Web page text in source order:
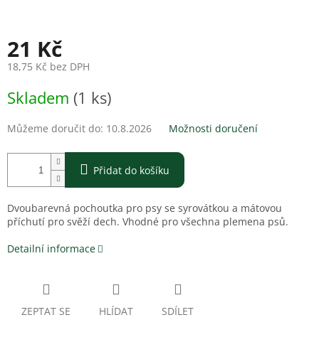
21 Kč
18,75 Kč bez DPH
cena:
Skladem (1 ks)
Můžeme doručit do: 10.8.2026 Možnosti doručení
Přidat do košíku
Dvoubarevná pochoutka pro psy se syrovátkou a mátovou
příchutí pro svěží dech. Vhodné pro všechna plemena psů.
Detailní informace
ZEPTAT SE HLÍDAT SDÍLET